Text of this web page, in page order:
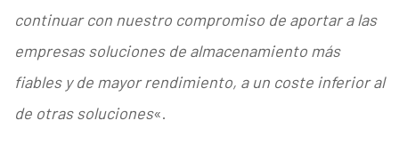
continuar con nuestro compromiso de aportar a las
empresas soluciones de almacenamiento más
fiables y de mayor rendimiento, a un coste inferior al
de otras soluciones«.